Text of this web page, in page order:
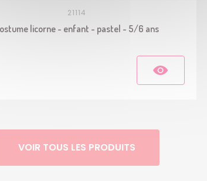
21114
licorne - enfant - pastel - 5/6 ans
VOIR TOUS LES PRODUITS